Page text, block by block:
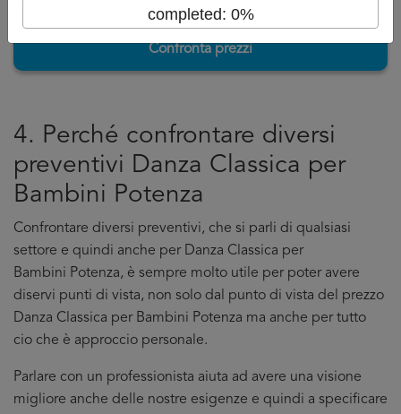
Confronta prezzi
4. Perché confrontare diversi
preventivi Danza Classica per
Bambini Potenza
Confrontare diversi preventivi, che si parli di qualsiasi
settore e quindi anche per Danza Classica per
Bambini Potenza, è sempre molto utile per poter avere
diservi punti di vista, non solo dal punto di vista del prezzo
Danza Classica per Bambini Potenza ma anche per tutto
cio che è approccio personale.
Parlare con un professionista aiuta ad avere una visione
migliore anche delle nostre esigenze e quindi a specificare
completed: 0%